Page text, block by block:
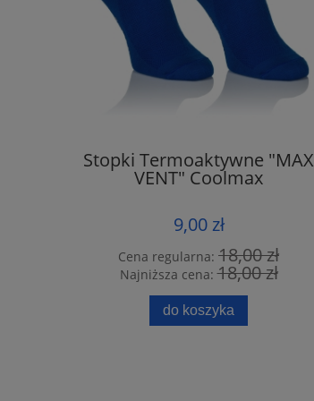
Stopki Termoaktywne "MAX
VENT" Coolmax
9,00 zł
Cena regularna: 18,00 zł
Najniższa cena:18,00 zł
do koszyka